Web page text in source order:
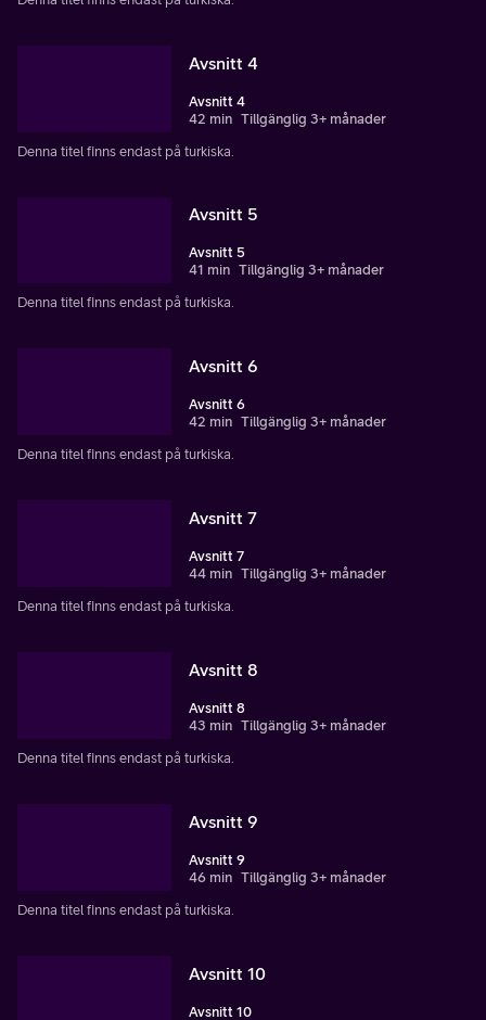
Avsnitt 4
Avsnitt 4
42 min Tillgänglig 3+ månader
Denna titel finns endast på turkiska.
Avsnitt 5
Avsnitt 5
41 min Tillgänglig 3+ månader
Denna titel finns endast på turkiska.
Avsnitt 6
Avsnitt 6
42 min Tillgänglig 3+ månader
Denna titel finns endast på turkiska.
Avsnitt 7
Avsnitt 7
44 min Tillgänglig 3+ månader
Denna titel finns endast på turkiska.
Avsnitt 8
Avsnitt 8
43 min Tillgänglig 3+ månader
Denna titel finns endast på turkiska.
Avsnitt 9
Avsnitt 9
46 min Tillgänglig 3+ månader
Denna titel finns endast på turkiska.
Avsnitt 10
Avsnitt 10